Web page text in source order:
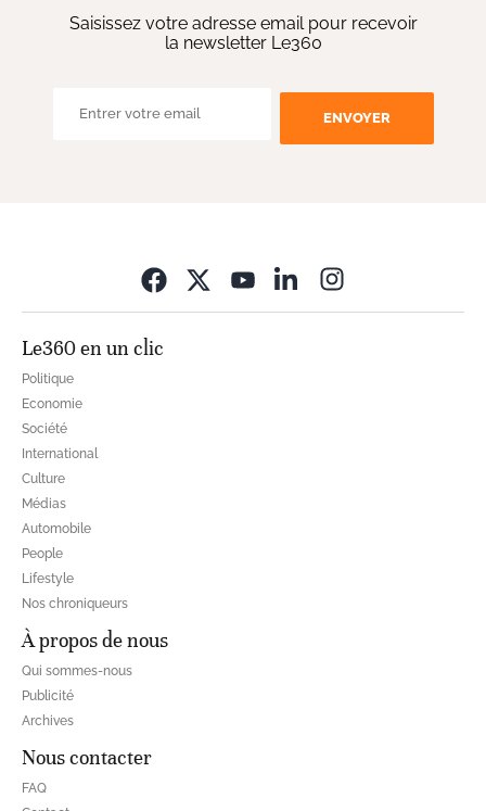
Saisissez votre adresse email pour recevoir
la newsletter Le360
ENVOYER
Le360 en un clic
Politique
Economie
Société
International
Culture
Médias
Automobile
People
Lifestyle
Nos chroniqueurs
À propos de nous
Qui sommes-nous
Publicité
Archives
Nous contacter
FAQ